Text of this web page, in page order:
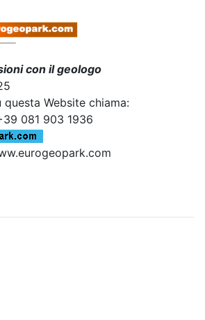
con il geologo
questa Website chiama:
081 903 1936